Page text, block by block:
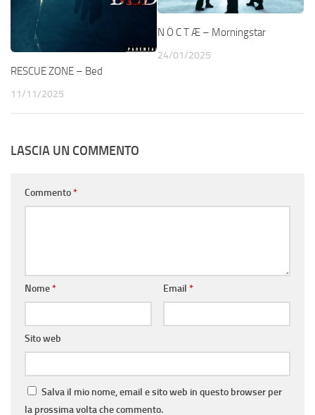
RESCUE ZONE – Bed
11/11/2025
N Ö C T Æ – Morningstar
24/01/2025
LASCIA UN COMMENTO
Commento*
Nome* Email *
Sito web
Salva il mio nome, email e sito web in questo browser per
la prossima volta che commento.